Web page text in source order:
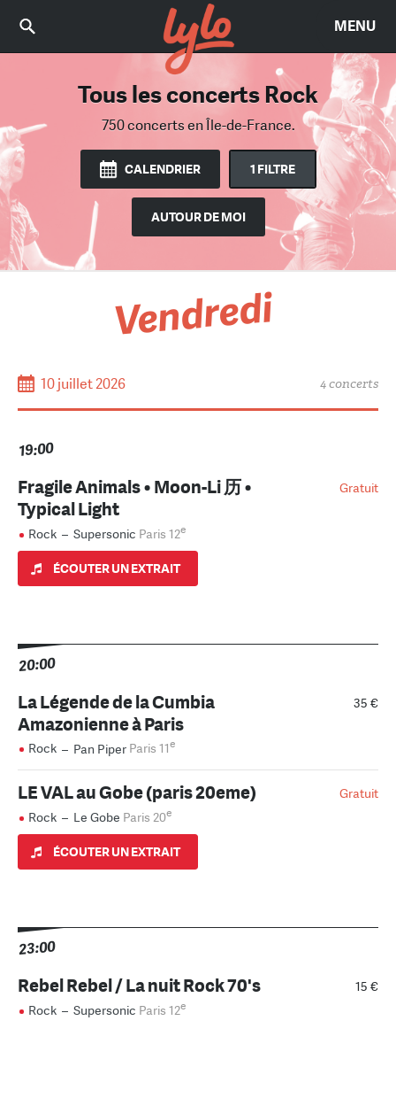
MENU
Tous les concerts Rock
750 concertsen Île-de-France.
Trouvez le bon concert
Parmi 2425 concertsen Île-de-France.
CALENDRIER 1 FILTRE
AUTOUR DE MOI
Vendredi
10 juillet 2026 4 concerts
19:00
Gratuit
Fragile Animals • Moon-Li 历 •
Typical Light
Rock – Supersonic Paris 12e
ÉCOUTER UN EXTRAIT
20:00
35 €
La Légende de la Cumbia
Amazonienne à Paris
Rock – Pan Piper Paris 11e
Gratuit
LE VAL au Gobe (paris 20eme)
Rock – Le Gobe Paris 20e
ÉCOUTER UN EXTRAIT
23:00
15 €
Rebel Rebel / La nuit Rock 70's
Rock – Supersonic Paris 12e